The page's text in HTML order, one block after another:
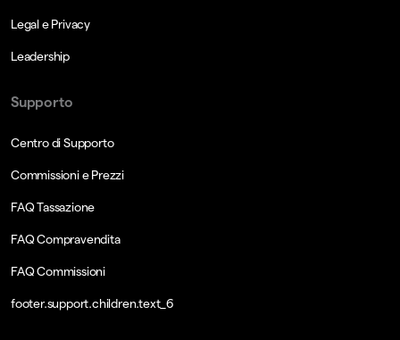
Legal e Privacy
Leadership
Supporto
Centro di Supporto
Commissioni e Prezzi
FAQ Tassazione
FAQ Compravendita
FAQ Commissioni
footer.support.children.text_6